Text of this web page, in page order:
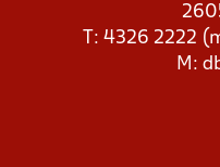
T: 4326 2222
M: